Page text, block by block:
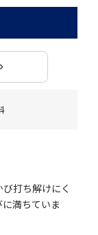
打ち解けにく
満ちていま